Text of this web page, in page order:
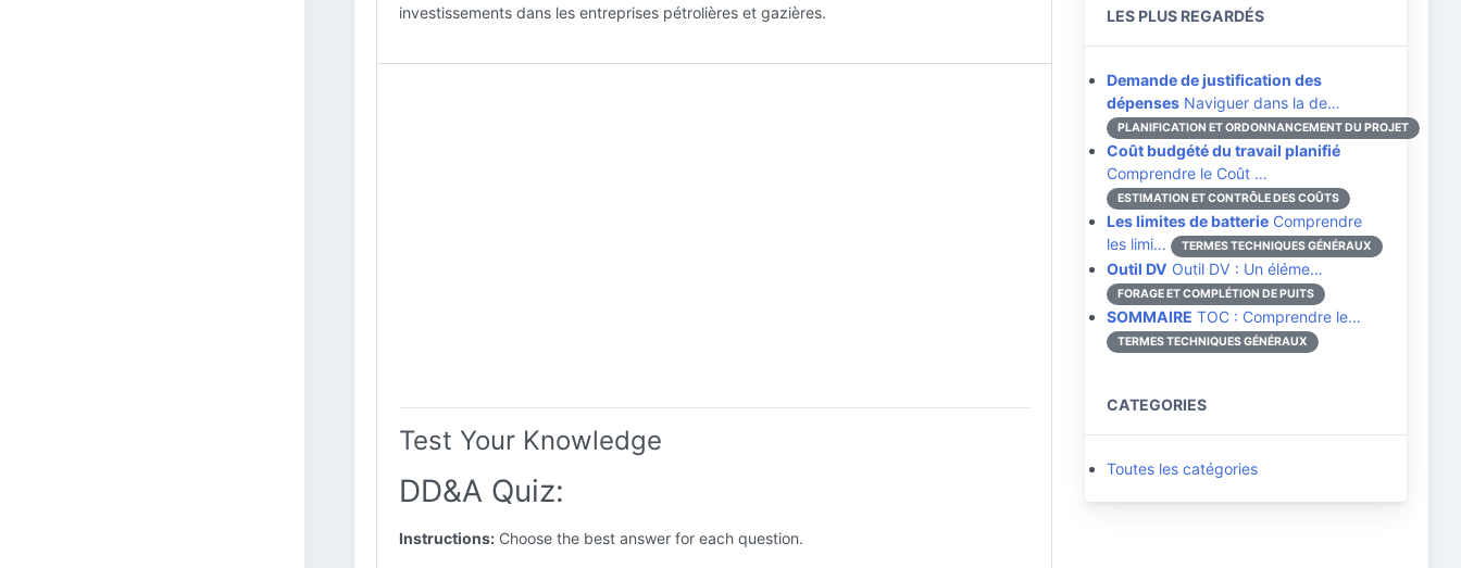
investissements dans les entreprises pétrolières et gazières.
Test Your Knowledge
DD&A Quiz:
Instructions: Choose the best answer for each question.
LES PLUS REGARDÉS
Demande de justification des
dépenses Naviguer dans la de…
PLANIFICATION ET ORDONNANCEMENT DU PROJET
Coût budgété du travail planifié
Comprendre le Coût …
ESTIMATION ET CONTRÔLE DES COÛTS
Les limites de batterie Comprendre
les limi…
TERMES TECHNIQUES GÉNÉRAUX
Outil DV Outil DV : Un éléme…
FORAGE ET COMPLÉTION DE PUITS
SOMMAIRE TOC : Comprendre le…
TERMES TECHNIQUES GÉNÉRAUX
CATEGORIES
Toutes les catégories